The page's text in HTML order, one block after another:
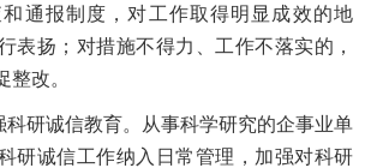
通报制度，对工作取得明显成效的地
表扬；对措施不得力、工作不落实的，
整改。
科研诚信教育。从事科学研究的企事业单
研诚信工作纳入日常管理，加强对科研